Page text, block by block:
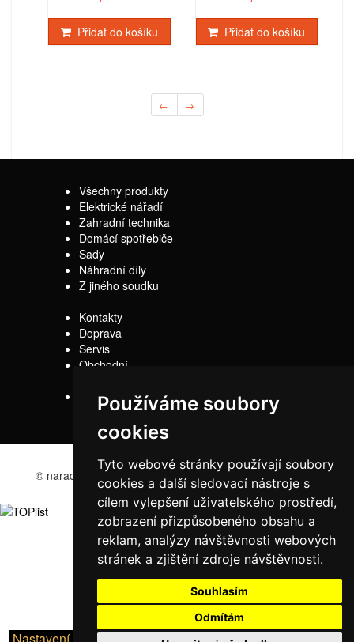
Používáme soubory
cookies
Tyto webové stránky používají soubory
cookies a další sledovací nástroje s
cílem vylepšení uživatelského prostředí,
zobrazení přizpůsobeného obsahu a
reklam, analýzy návštěvnosti webových
stránek a zjištění zdroje návštěvnosti.
Souhlasím
Odmítám
Přidat do košíku Přidat do košíku
← →
Všechny produkty
Elektrické nářadí
Zahradní technika
Domácí spotřebiče
Sady
Náhradní díly
Z jiného soudku
Kontakty
Doprava
Servis
Obchodní
Reklamační řád
© naradi-bd.cz 2016